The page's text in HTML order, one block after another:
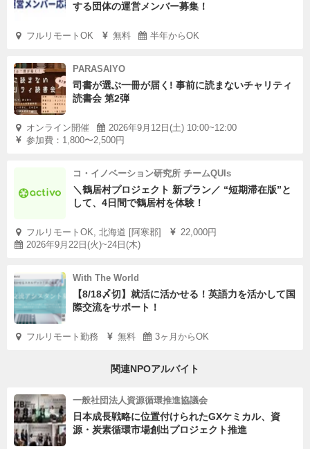
する団体の運営メンバー募集！
フルリモートOK 無料 半年からOK
PARASAIYO
司書が選ぶ一冊が届く! 事前に読まないチャリティ
読書会 第2弾
オンライン開催
2026年9月12日(土) 10:00~12:00
参加費：1,800〜2,500円
コ・イノベーション研究所 チームQUIs
＼鶴居村プロジェクト 新プラン／ “短期滞在版”と
して、4日間で鶴居村を体験！
フルリモートOK, 北海道 [阿寒郡]
22,000円
2026年9月22日(火)~24日(木)
With The World
【8/18〆切】就活に活かせる！英語力を活かして国
際交流をサポート！
フルリモート勤務 無料 3ヶ月からOK
関連NPOアルバイト
一般社団法人資源循環推進協議会
日本成長戦略に位置付けられたGXケミカル、資
源・炭素循環市場創出プロジェクト推進